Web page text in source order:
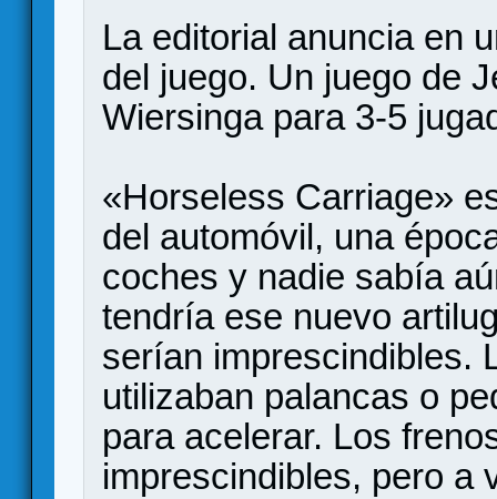
La editorial anuncia en
del juego. Un juego de
Wiersinga para 3-5
«Horseless Carriage»
del automóvil, una
coches y nadie sabía
tendría ese nuevo
serían imprescindibles.
utilizaban palancas o
para acelerar. Los
imprescindibles, pero a